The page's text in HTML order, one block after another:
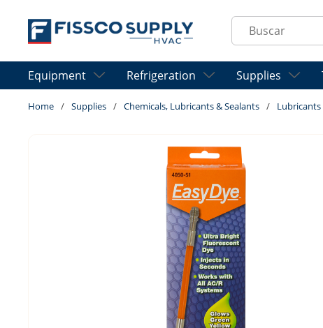
Skip to main content
Site Search
Equipment Refrigeration Supplies
Home / Supplies / Chemicals, Lubricants & Sealants / Lubricants